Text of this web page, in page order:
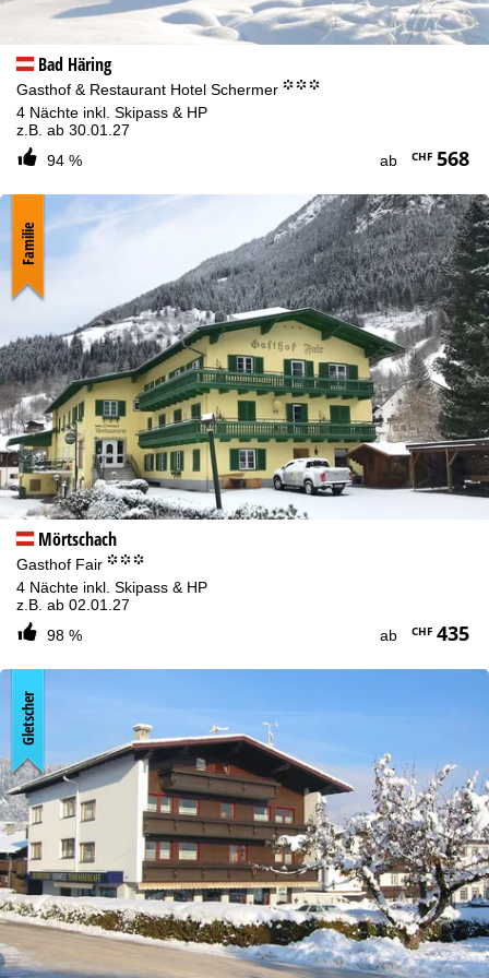
Bad Häring
Gasthof & Restaurant Hotel Schermer °°°
4 Nächte inkl. Skipass & HP
z.B. ab 30.01.27
94 %
ab CHF568
Mörtschach
Gasthof Fair °°°
4 Nächte inkl. Skipass & HP
z.B. ab 02.01.27
98 %
ab CHF435
Familie
Gletscher